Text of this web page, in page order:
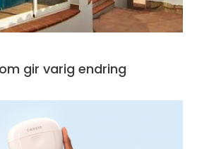
gir varig endring